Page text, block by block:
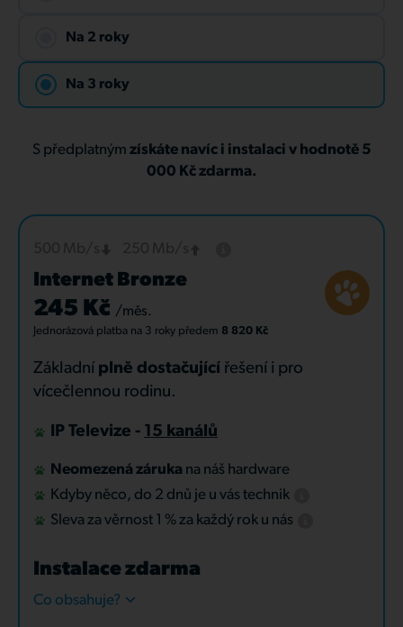
Na 2 roky
Na 3 roky
S předplatným získáte navíc i instalaci v hodnotě 5
000 Kč zdarma.
Internet Bronze
245 Kč /měs.
Jednorázová platba na 3 roky předem 8 820 Kč
Základní plně dostačující řešení i pro
vícečlennou rodinu.
IP Televize - 15 kanálů
Neomezená záruka na náš hardware
Kdyby něco, do 2 dnů je u vás technik
Sleva za věrnost 1 % za každý rok u nás
Instalace zdarma
Co obsahuje?